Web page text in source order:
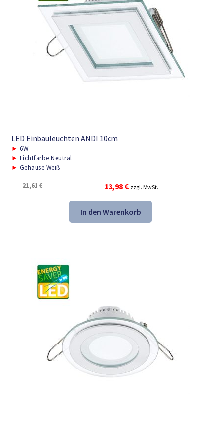
LED Einbauleuchten ANDI 10cm
► 6W
► Lichtfarbe Neutral
► Gehäuse Weiß
21,61€
Ursprünglicher
Preis
war:
21,61 €
13,98 €Aktueller
Preis
ist:
13,98 €.
zzgl. MwSt.
In den Warenkorb